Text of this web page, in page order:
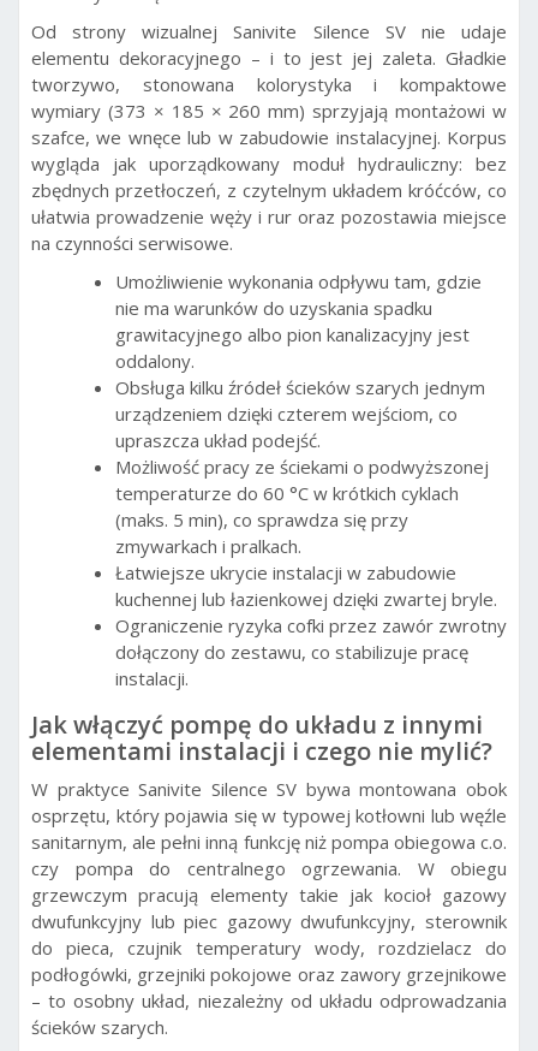
Od strony wizualnej Sanivite Silence SV nie udaje
elementu dekoracyjnego – i to jest jej zaleta. Gładkie
tworzywo, stonowana kolorystyka i kompaktowe
wymiary (373 × 185 × 260 mm) sprzyjają montażowi w
szafce, we wnęce lub w zabudowie instalacyjnej. Korpus
wygląda jak uporządkowany moduł hydrauliczny: bez
zbędnych przetłoczeń, z czytelnym układem króćców, co
ułatwia prowadzenie węży i rur oraz pozostawia miejsce
na czynności serwisowe.
Umożliwienie wykonania odpływu tam, gdzie
nie ma warunków do uzyskania spadku
grawitacyjnego albo pion kanalizacyjny jest
oddalony.
Obsługa kilku źródeł ścieków szarych jednym
urządzeniem dzięki czterem wejściom, co
upraszcza układ podejść.
Możliwość pracy ze ściekami o podwyższonej
temperaturze do 60 °C w krótkich cyklach
(maks. 5 min), co sprawdza się przy
zmywarkach i pralkach.
Łatwiejsze ukrycie instalacji w zabudowie
kuchennej lub łazienkowej dzięki zwartej bryle.
Ograniczenie ryzyka cofki przez zawór zwrotny
dołączony do zestawu, co stabilizuje pracę
instalacji.
Jak włączyć pompę do układu z innymi
elementami instalacji i czego nie mylić?
W praktyce Sanivite Silence SV bywa montowana obok
osprzętu, który pojawia się w typowej kotłowni lub węźle
sanitarnym, ale pełni inną funkcję niż pompa obiegowa c.o.
czy pompa do centralnego ogrzewania. W obiegu
grzewczym pracują elementy takie jak kocioł gazowy
dwufunkcyjny lub piec gazowy dwufunkcyjny, sterownik
do pieca, czujnik temperatury wody, rozdzielacz do
podłogówki, grzejniki pokojowe oraz zawory grzejnikowe
– to osobny układ, niezależny od układu odprowadzania
ścieków szarych.